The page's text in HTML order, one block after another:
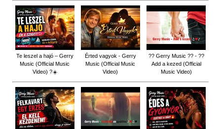
Te leszel a hajó – Gerry
Music (Official Music
Video) ?☀️
Érted vagyok - Gerry
Music (Official Music
Video)
?? Gerry Music ?? - ??
Add a kezed (Official
Music Video)